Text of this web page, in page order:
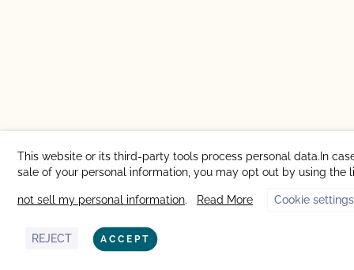
This website or its third-party tools process personal data.In
sale of your personal information, you may opt out by using the
not sell my personal information. Read More Cookie settings
REJECT ACCEPT